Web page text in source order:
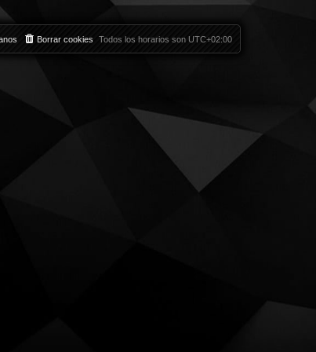
Todos los horarios son UTC+02:00
Borrar cookies